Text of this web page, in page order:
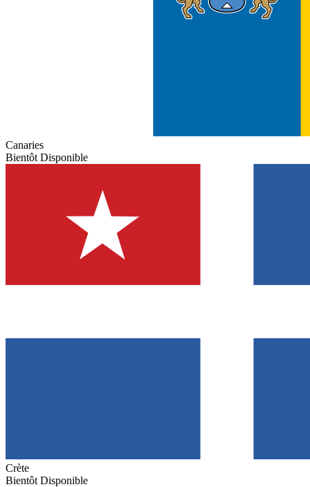
Canaries
Bientôt Disponible
Crète
Bientôt Disponible